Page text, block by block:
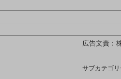
広告文責：
サブカテゴ